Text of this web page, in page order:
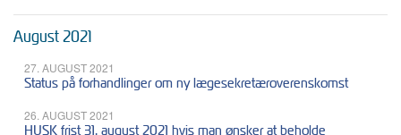
August 2021
27. AUGUST 2021
Status på forhandlinger om ny lægesekretæroverenskomst
26. AUGUST 2021
HUSK frist 31. august 2021 hvis man ønsker at beholde